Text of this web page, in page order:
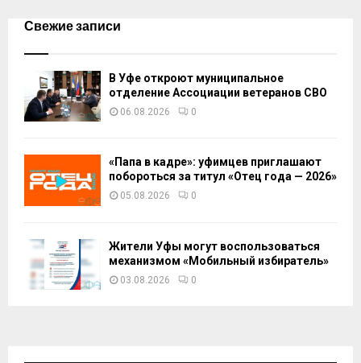
Свежие записи
В Уфе откроют муниципальное
отделение Ассоциации ветеранов СВО
06.08.2026 0
«Папа в кадре»: уфимцев приглашают
побороться за титул «Отец года — 2026»
05.08.2026 0
Жители Уфы могут воспользоваться
механизмом «Мобильный избиратель»
03.08.2026 0